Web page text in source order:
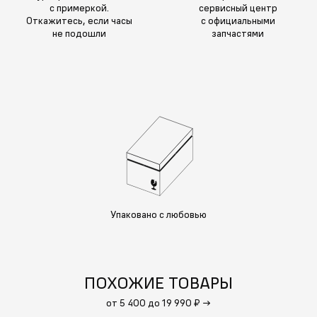
с примеркой.
Откажитесь, если часы
не подошли
сервисный центр
с официальными
запчастями
Упаковано с любовью
ПОХОЖИЕ ТОВАРЫ
от 5 400 до 19 990 ₽ →